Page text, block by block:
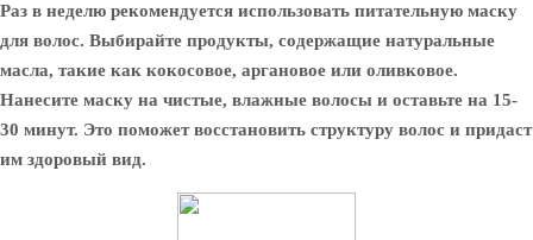
Раз в неделю рекомендуется использовать питательную маску
для волос. Выбирайте продукты, содержащие натуральные
масла, такие как кокосовое, аргановое или оливковое.
Нанесите маску на чистые, влажные волосы и оставьте на 15-
30 минут. Это поможет восстановить структуру волос и придаст
им здоровый вид.